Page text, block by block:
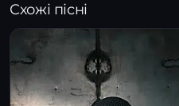
Схожі пісні